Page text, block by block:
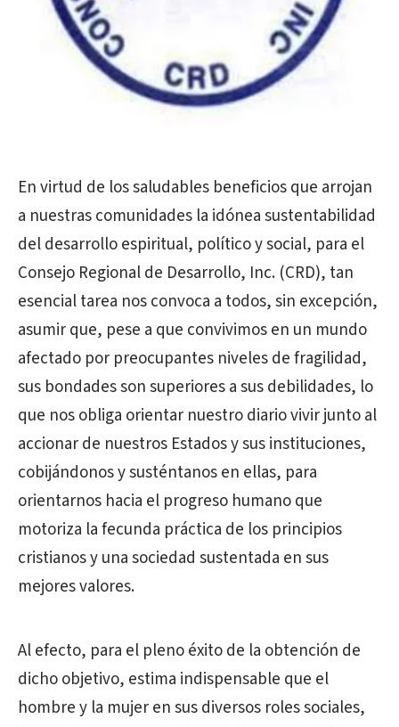
En virtud de los saludables beneficios que arrojan
a nuestras comunidades la idónea sustentabilidad
del desarrollo espiritual, político y social, para el
Consejo Regional de Desarrollo, Inc. (CRD), tan
esencial tarea nos convoca a todos, sin excepción,
asumir que, pese a que convivimos en un mundo
afectado por preocupantes niveles de fragilidad,
sus bondades son superiores a sus debilidades, lo
que nos obliga orientar nuestro diario vivir junto al
accionar de nuestros Estados y sus instituciones,
cobijándonos y susténtanos en ellas, para
orientarnos hacia el progreso humano que
motoriza la fecunda práctica de los principios
cristianos y una sociedad sustentada en sus
mejores valores.
Al efecto, para el pleno éxito de la obtención de
dicho objetivo, estima indispensable que el
hombre y la mujer en sus diversos roles sociales,